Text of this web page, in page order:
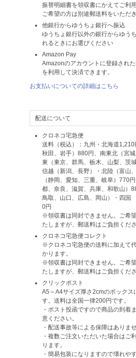
振替明細書を領収書にかえてご利
ご希望の方は別途郵送料をいただき
他銀行からゆうちょ銀行へ振込
ゆうちょ銀行以外の銀行からゆう
れるときにお選びください
Amazon Pay
Amazonのアカウントに登録され
を利用して決済できます。
お支払いについての詳細はこちら
配送について
クロネコ宅急便
送料（税込）：九州・北海道1,210
秋田、岩手）880円、南東北（宮
東（東京、群馬、栃木、山梨、茨
信越（新潟、長野）・北陸（富山
（静岡、愛知、三重、岐阜）770
都、奈良、滋賀、兵庫、和歌山）
鳥取、山口、広島、岡山）・四
0円
※領収書は同封できません。ご希
たしますが、郵送料はご負担くださ
クロネコ宅急便コレクト
※クロネコ宅急便の送料に加えて
かります。
※領収書は同封できません。ご希
たしますが、郵送料はご負担くださ
クリックポスト
A5～A4サイズ厚さ2cmのボックス
す。送料は全国一律200円です。
・ポスト投函ですので商品の到着
意ください。
・配送事故等による保障はありませ
・複数ご注文いただいた場合はご
ります。
・簡易包装になりますので壊れや